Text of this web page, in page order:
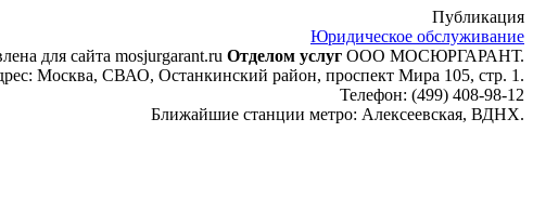
Публикация
Юридическое обслуживание
для сайта mosjurgarant.ru Отделом услуг ООО МОСЮРГАРАНТ.
Москва, СВАО, Останкинский район, проспект Мира 105, стр. 1.
Телефон: (499) 408-98-12
Ближайшие станции метро: Алексеевская, ВДНХ.